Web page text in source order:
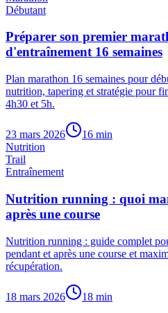
Débutant
Préparer son premier
d'entraînement 16 semaines
Plan marathon 16 semaines pour
nutrition, tapering et stratégie pour
4h30 et 5h.
23 mars 2026 16 min
Nutrition
Trail
Entraînement
Nutrition running : quoi
après une course
Nutrition running : guide complet
pendant et après une course et
récupération.
18 mars 2026 18 min